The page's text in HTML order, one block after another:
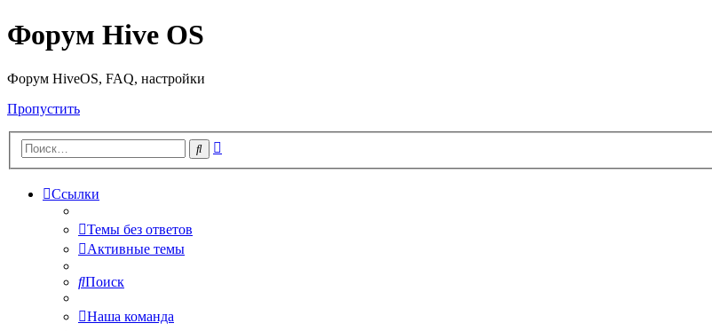
Форум Hive OS
Форум HiveOS, FAQ, настройки
Пропустить
Поиск
Ссылки
Темы без ответов
Активные темы
Поиск
Наша команда